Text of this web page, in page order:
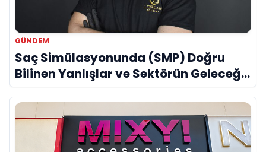
GÜNDEM
Saç Simülasyonunda (SMP) Doğru
Bilinen Yanlışlar ve Sektörün Geleceği:
Onur Akdeniz ile Özel Röportaj